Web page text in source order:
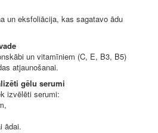
un eksfoliācija, kas sagatavo ādu
un vitamīniem (C, E, B3, B5)
atjaunošanai.
gēlu serumi
izvēlēti serumi:
ādai.